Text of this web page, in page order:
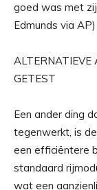
goed was met
Edmunds via AP)
ALTERNATIEVE
GETEST
Een ander ding
tegenwerkt, is
een efficiëntere
standaard
wat een